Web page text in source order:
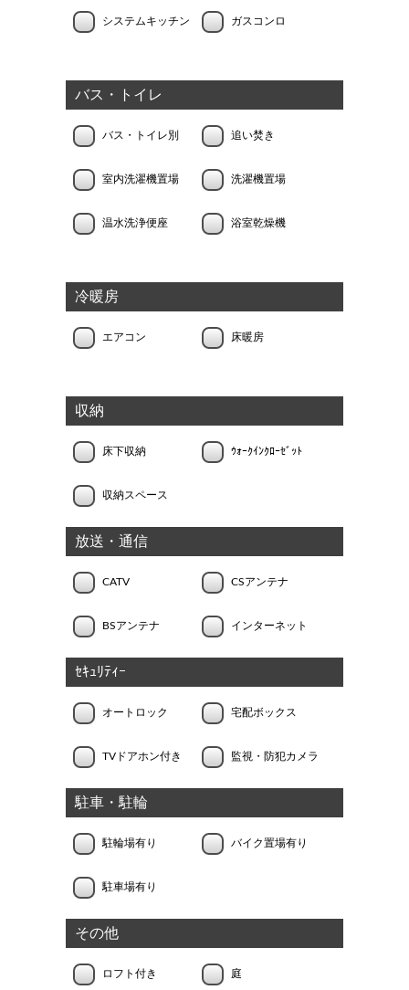
システムキッチン ガスコンロ
バス・トイレ
バス・トイレ別 追い焚き
室内洗濯機置場 洗濯機置場
温水洗浄便座 浴室乾燥機
冷暖房
エアコン 床暖房
収納
床下収納 ｳｫｰｸｲﾝｸﾛｰｾﾞｯﾄ
収納スペース
放送・通信
CATV CSアンテナ
BSアンテナ インターネット
ｾｷｭﾘﾃｨｰ
オートロック 宅配ボックス
TVドアホン付き 監視・防犯カメラ
駐車・駐輪
駐輪場有り バイク置場有り
駐車場有り
その他
ロフト付き 庭